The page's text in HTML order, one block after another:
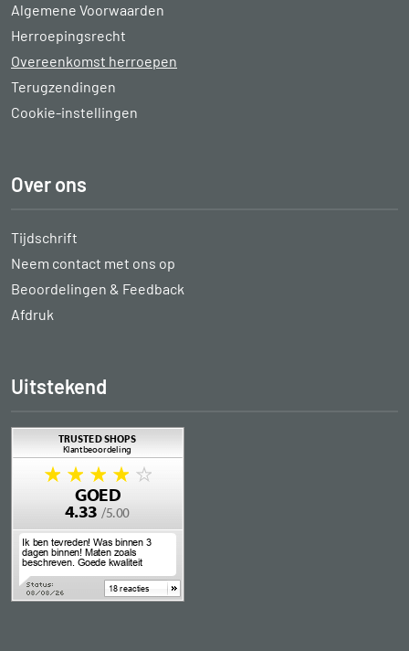
Algemene Voorwaarden
Herroepingsrecht
Overeenkomst herroepen
Terugzendingen
Cookie-instellingen
Over ons
Tijdschrift
Neem contact met ons op
Beoordelingen & Feedback
Afdruk
Uitstekend